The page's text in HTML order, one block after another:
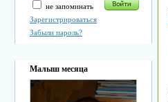
не запоминать
Зарегистрироваться
Забыли пароль?
Малыш месяца